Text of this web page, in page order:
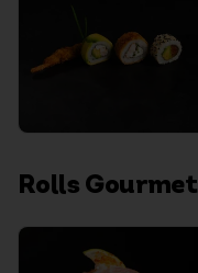
Rolls Gourmet